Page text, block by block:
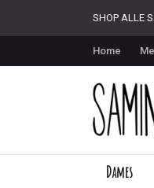
SHOP ALLE
Home
Dames